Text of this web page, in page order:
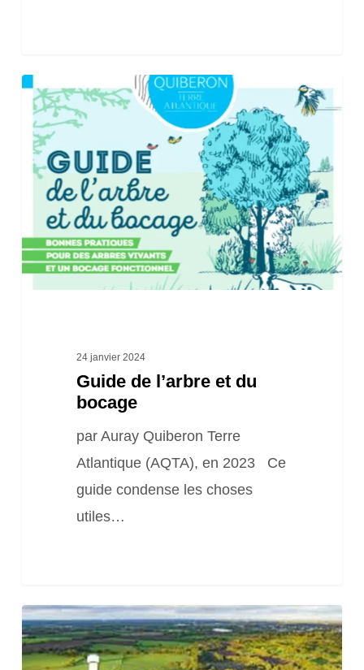
Guide
de
l’arbre
et
bocage
24 janvier 2024
Guide de l’arbre et du
bocage
par Auray Quiberon Terre
Atlantique (AQTA), en 2023 Ce
guide condense les choses
utiles…
Paroles
d’agriculteurs